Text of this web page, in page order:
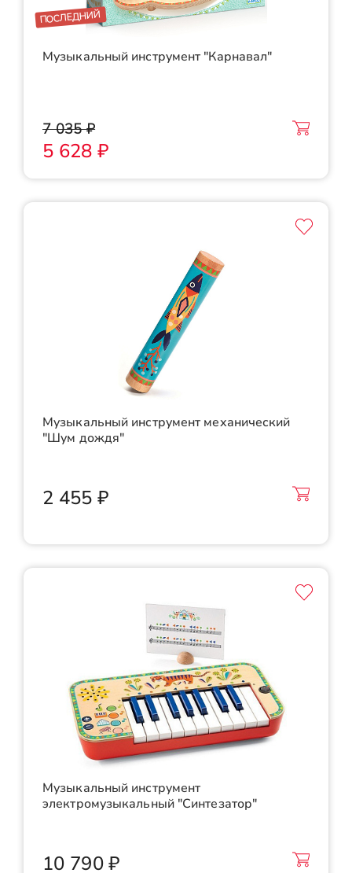
ПОСЛЕДНИЙ
Музыкальный инструмент "Карнавал"
7 035 ₽
5 628 ₽
Музыкальный инструмент механический
"Шум дождя"
2 455 ₽
Музыкальный инструмент
электромузыкальный "Синтезатор"
10 790 ₽